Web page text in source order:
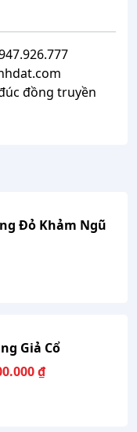
đồng truyền
Đỏ Khảm Ngũ
Giả Cổ
₫Giá